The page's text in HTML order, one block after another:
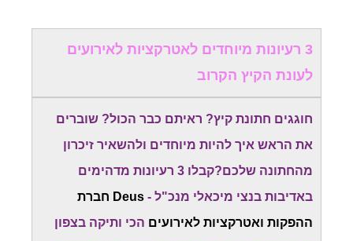
3 רעיונות מיוחדים לאטרקציות לאירועים
לעונת הקיץ הקרוב
חוגגים חתונת קיץ? ראיתם כבר הכול? שוברים
את הראש איך להיות מיוחדים ולהשאיר זיכרון
מהחתונה שלכם?קבלו 3 רעיונות מדהימים
באדיבות בנצי מיכאלי מנכ"ל -
Deus חברת
ההפקות ואטרקציות לאירועים הכי ותיקה בצפון